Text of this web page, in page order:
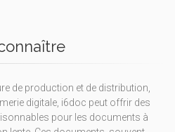
de production et de distribution,
digitale, i6doc peut offrir des
pour les documents à